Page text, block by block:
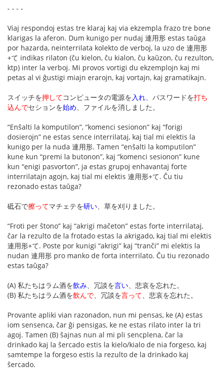
- - - -
Viaj respondoj estas tre klaraj kaj via ekzempla frazo tre bone
klarigas la aferon. Dum kunigo per nudaj 連用形 estas taŭga
por hazarda, neinterrilata kolekto de verboj, la uzo de 連用形
+て indikas rilaton (ĉu kielon, ĉu kialon, ĉu kaŭzon, ĉu rezulton,
ktp) inter la verboj. Mi provos vortigi du ekzemplojn kaj mi
petas al vi ĝustigi miajn erarojn, kaj vortajn, kaj gramatikajn.
スイッチを押してコンピュータの電源を入れ、パスワードを打ち
込んでセションを始め、ファイルを消しました。
“Enŝalti la komputilon”, “komenci sesionon” kaj “forigi
dosierojn” ne estas sence interrilataj, kaj tial mi elektis la
kunigo per la nuda 連用形. Tamen “enŝalti la komputilon”
kune kun “premi la butonon”, kaj “komenci sesionon” kune
kun “enigi pasvorton”, ja estas grupoj enhavantaj forte
interrilatajn agojn, kaj tial mi elektis 連用形+て. Ĉu tiu
rezonado estas taŭga?
砥石で擦ってマチェテを研い、草を刈りました。
“Froti per ŝtono” kaj “akrigi maĉeton” estas forte interrilataj,
ĉar la rezulto de la frotado estas la akrigado, kaj tial mi elektis
連用形+て. Poste por kunigi “akrigi” kaj “tranĉi” mi elektis la
nudan 連用形 pro manko de forta interrilato. Ĉu tiu rezonado
estas taŭga?
(A) 私たちはラム酒を飲み、冗談を言い、悲哀を忘れた。
(B) 私たちはラム酒を飲んで、冗談を言って、悲哀を忘れた。
Provante apliki vian razonadon, nun mi pensas, ke (A) estas
iom sensenca, ĉar ĝi pensigas, ke ne estas rilato inter la tri
agoj. Tamen (B) ŝajnas nun al mi pli sencplena, ĉar la
drinkado kaj la ŝercado estis la kielo/kialo de nia forgeso, kaj
samtempe la forgeso estis la rezulto de la drinkado kaj
ŝercado.